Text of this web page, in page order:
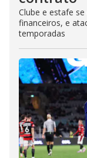
Clube e estafe
financeiros, e
temporadas